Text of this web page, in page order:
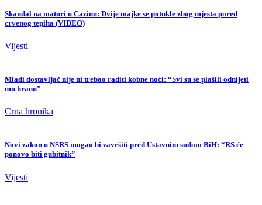
Skandal na maturi u Cazinu: Dvije majke se potukle zbog mjesta pored
crvenog tepiha (VIDEO)
Vijesti
Mladi dostavljač nije ni trebao raditi kobne noći: “Svi su se plašili odnijeti
mu hranu”
Crna hronika
Novi zakon u NSRS mogao bi završiti pred Ustavnim sudom BiH: “RS će
ponovo biti gubitnik”
Vijesti